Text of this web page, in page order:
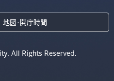
地図･開庁時間
All Rights Reserved.